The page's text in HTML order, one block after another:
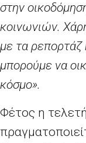
στην
κοινωνιών.
με τα ρεπορτάζ
μπορούμε να
κόσμο».
Φέτος η